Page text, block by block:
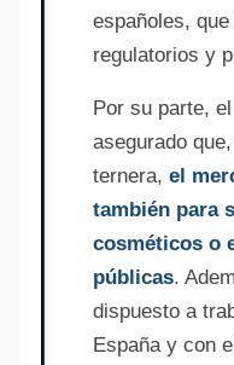
españoles,
regulatorios y
Por su parte,
asegurado
ternera, el
también para
cosméticos o
públicas.
dispuesto a
España y con